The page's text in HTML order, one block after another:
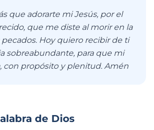
que adorarte mi Jesús, por el
que me diste al morir en la
Hoy quiero recibir de ti
sobreabundante, para que mi
con propósito y plenitud. Amén
de Dios